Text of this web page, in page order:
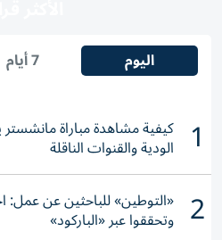
اليوم 7 أيام
1 كيفية مشاهدة مباراة
الودية والقنوات الناقلة
2 «التوطين» للباحثين عن عمل:
وتحققوا عبر «الباركود»